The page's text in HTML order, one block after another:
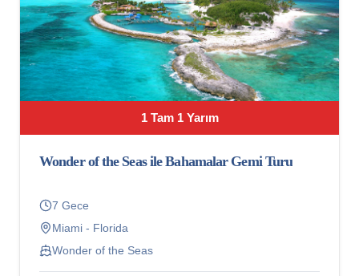
1 Tam 1 Yarım
Wonder of the Seas ile Bahamalar Gemi Turu
7 Gece
Miami - Florida
Wonder of the Seas